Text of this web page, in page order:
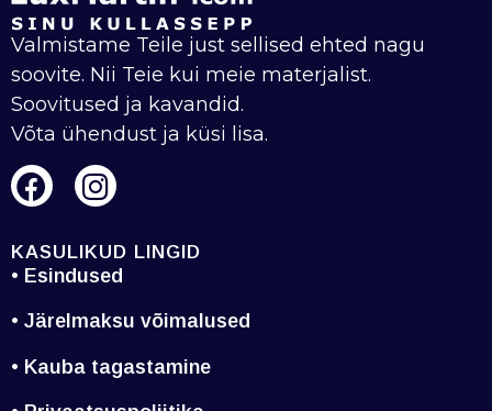
Valmistame Teile just sellised ehted nagu
soovite. Nii Teie kui meie materjalist.
Soovitused ja kavandid.
Võta ühendust ja küsi lisa.
KASULIKUD LINGID
• Esindused
• Järelmaksu võimalused
• Kauba tagastamine